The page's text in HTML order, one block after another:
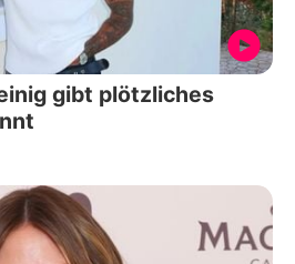
gibt plötzliches